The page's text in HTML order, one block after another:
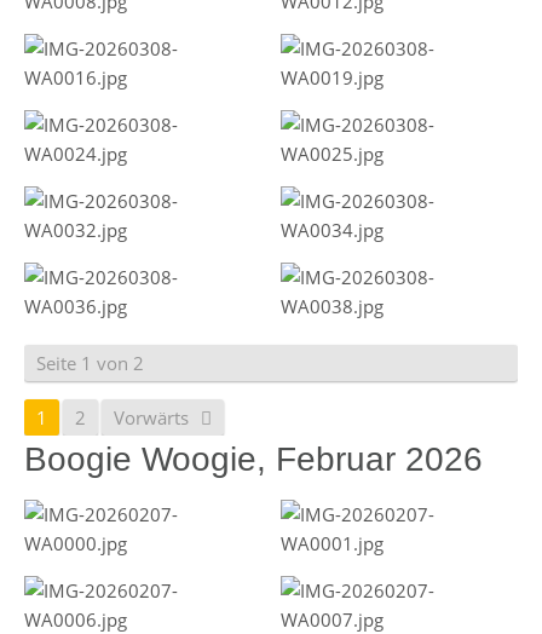
Seite 1 von 2
1 2 Vorwärts
Boogie Woogie, Februar 2026